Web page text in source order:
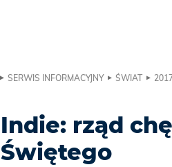
SERWIS INFORMACYJNY ŚWIAT
Indie: rząd
Świętego